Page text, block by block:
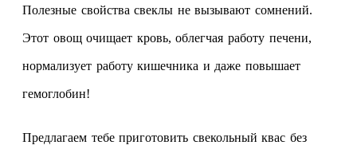
Полезные свойства свеклы не вызывают сомнений.
Этот овощ очищает кровь, облегчая работу печени,
нормализует работу кишечника и даже повышает
гемоглобин!
Предлагаем тебе приготовить свекольный квас без